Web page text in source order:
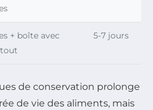
+ boîte avec
5-7 jours
de conservation prolonge
de vie des aliments, mais